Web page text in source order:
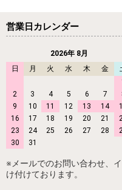
営業日カレンダー
2026年 8月
日
月 火 水 木 金
2
3 4 5 6 7
9
10 11 12 13 14
16
17 18 19 20 21
23
24 25 26 27 28
30
31
※メールでのお問い合わせ、
け付けております。